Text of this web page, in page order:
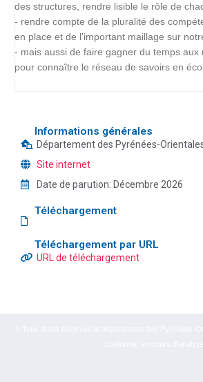
des structures, rendre lisible le rôle de
- rendre compte de la pluralité des
en place et de l'important maillage sur
- mais aussi de faire gagner du temps aux
pour connaître le réseau de savoirs en
Informations générales
Département des Pyrénées-
Site internet
Date de parution: Décembre 2026
Téléchargement
Téléchargement par URL
URL de téléchargement